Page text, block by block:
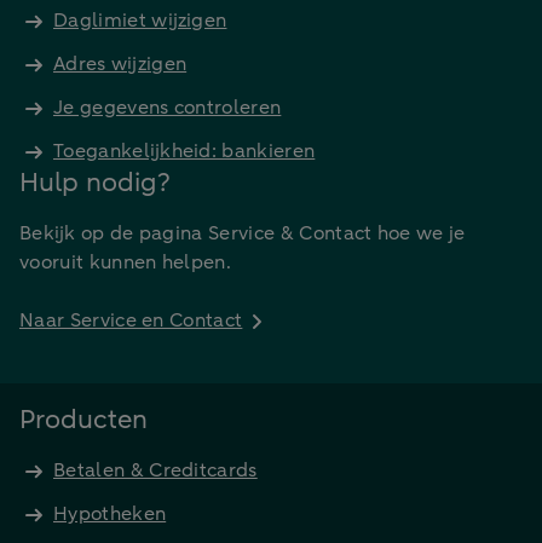
Daglimiet wijzigen
Adres wijzigen
Je gegevens controleren
Toegankelijkheid: bankieren
Hulp nodig?
Bekijk op de pagina Service & Contact hoe we je
vooruit kunnen helpen.
Naar Service en Contact
Producten
Betalen & Creditcards
Hypotheken